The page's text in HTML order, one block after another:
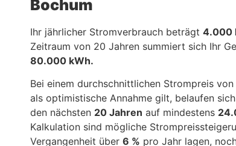
Bochum
Ihr jährlicher Stromverbrauch beträgt 4.000
Zeitraum von 20 Jahren summiert sich Ihr
80.000 kWh.
Bei einem durchschnittlichen Strompreis von
als optimistische Annahme gilt, belaufen
den nächsten 20 Jahren auf mindestens
Kalkulation sind mögliche
Vergangenheit über 6 % pro Jahr lagen,